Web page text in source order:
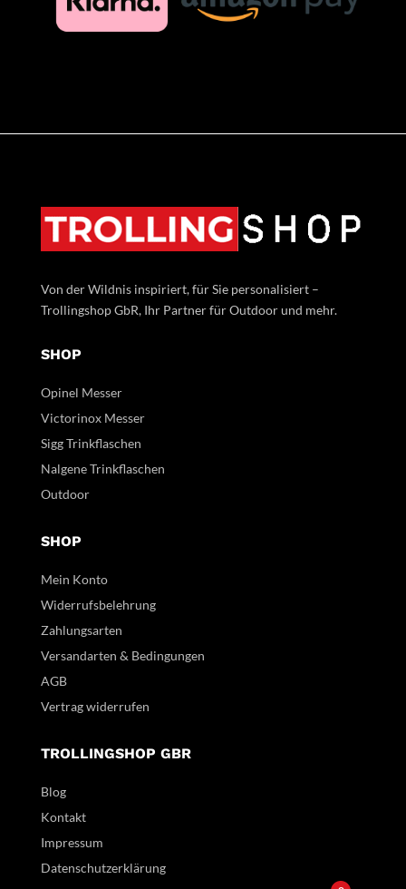
Von der Wildnis inspiriert, für Sie personalisiert –
Trollingshop GbR, Ihr Partner für Outdoor und mehr.
SHOP
Opinel Messer
Victorinox Messer
Sigg Trinkflaschen
Nalgene Trinkflaschen
Outdoor
SHOP
Mein Konto
Widerrufsbelehrung
Zahlungsarten
Versandarten & Bedingungen
AGB
Vertrag widerrufen
TROLLINGSHOP GBR
Blog
Kontakt
Impressum
Datenschutzerklärung